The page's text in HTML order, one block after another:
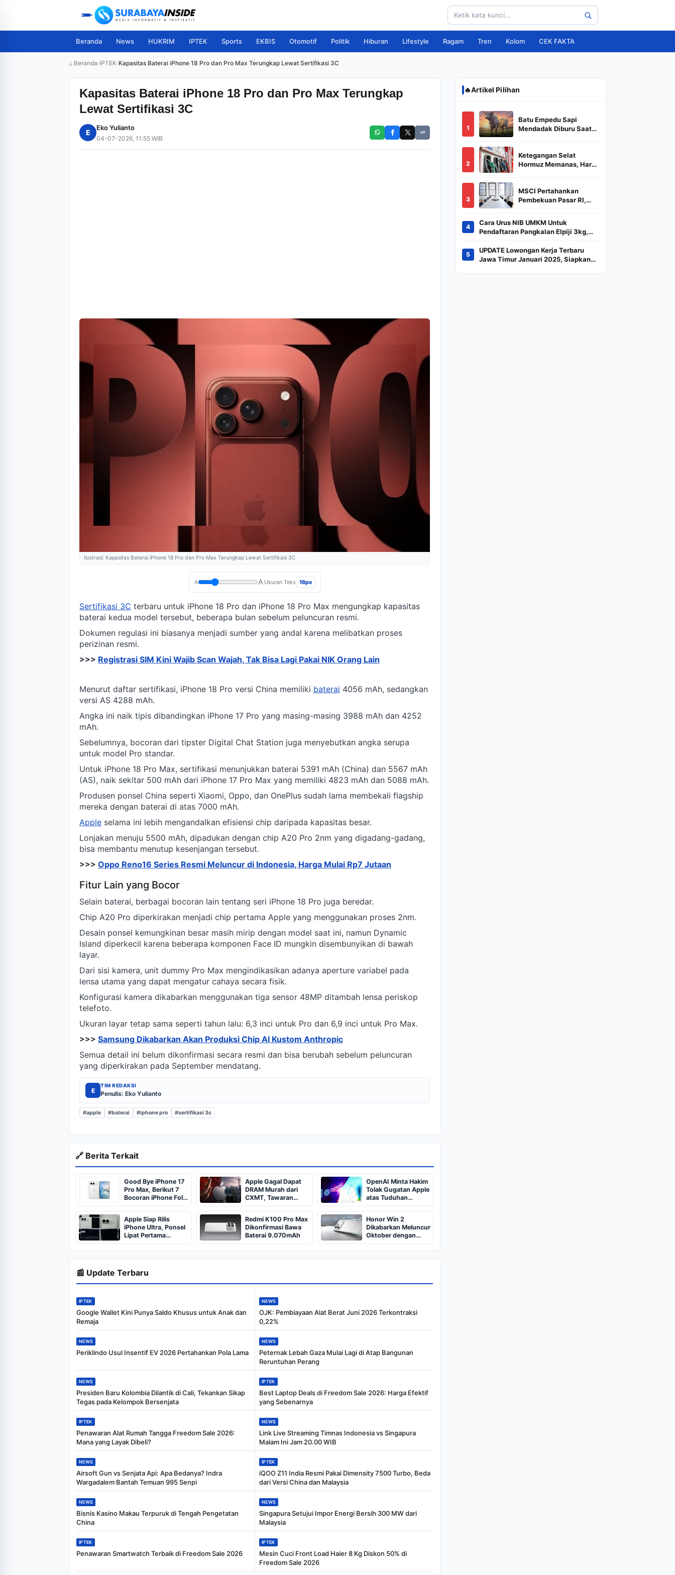
Beranda News HUKRIM IPTEK Sports EKBIS Otomotif Politik Hiburan Lifestyle Ragam Tren Kolom CEK FAKTA
⌂ Beranda›IPTEK›Kapasitas Baterai iPhone 18 Pro dan Pro Max Terungkap Lewat Sertifikasi 3C
Kapasitas Baterai iPhone 18 Pro dan Pro Max Terungkap
Lewat Sertifikasi 3C
E
Eko Yulianto
04-07-2026, 11:55 WIB
Ilustrasi: Kapasitas Baterai iPhone 18 Pro dan Pro Max Terungkap Lewat Sertifikasi 3C
A A Ukuran Teks 16px
Sertifikasi 3C terbaru untuk iPhone 18 Pro dan iPhone 18 Pro Max mengungkap kapasitas
baterai kedua model tersebut, beberapa bulan sebelum peluncuran resmi.
Dokumen regulasi ini biasanya menjadi sumber yang andal karena melibatkan proses
perizinan resmi.
>>> Registrasi SIM Kini Wajib Scan Wajah, Tak Bisa Lagi Pakai NIK Orang Lain
Menurut daftar sertifikasi, iPhone 18 Pro versi China memiliki baterai 4056 mAh, sedangkan
versi AS 4288 mAh.
Angka ini naik tipis dibandingkan iPhone 17 Pro yang masing-masing 3988 mAh dan 4252
mAh.
Sebelumnya, bocoran dari tipster Digital Chat Station juga menyebutkan angka serupa
untuk model Pro standar.
Untuk iPhone 18 Pro Max, sertifikasi menunjukkan baterai 5391 mAh (China) dan 5567 mAh
(AS), naik sekitar 500 mAh dari iPhone 17 Pro Max yang memiliki 4823 mAh dan 5088 mAh.
Produsen ponsel China seperti Xiaomi, Oppo, dan OnePlus sudah lama membekali flagship
mereka dengan baterai di atas 7000 mAh.
Apple selama ini lebih mengandalkan efisiensi chip daripada kapasitas besar.
Lonjakan menuju 5500 mAh, dipadukan dengan chip A20 Pro 2nm yang digadang-gadang,
bisa membantu menutup kesenjangan tersebut.
>>> Oppo Reno16 Series Resmi Meluncur di Indonesia, Harga Mulai Rp7 Jutaan
Fitur Lain yang Bocor
Selain baterai, berbagai bocoran lain tentang seri iPhone 18 Pro juga beredar.
Chip A20 Pro diperkirakan menjadi chip pertama Apple yang menggunakan proses 2nm.
Desain ponsel kemungkinan besar masih mirip dengan model saat ini, namun Dynamic
Island diperkecil karena beberapa komponen Face ID mungkin disembunyikan di bawah
layar.
Dari sisi kamera, unit dummy Pro Max mengindikasikan adanya aperture variabel pada
lensa utama yang dapat mengatur cahaya secara fisik.
Konfigurasi kamera dikabarkan menggunakan tiga sensor 48MP ditambah lensa periskop
telefoto.
Ukuran layar tetap sama seperti tahun lalu: 6,3 inci untuk Pro dan 6,9 inci untuk Pro Max.
>>> Samsung Dikabarkan Akan Produksi Chip AI Kustom Anthropic
Semua detail ini belum dikonfirmasi secara resmi dan bisa berubah sebelum peluncuran
yang diperkirakan pada September mendatang.
E
TIM REDAKSI
Penulis: Eko Yulianto
#apple #baterai #iphone pro #sertifikasi 3c
🔗 Berita Terkait
Good Bye iPhone 17
Pro Max, Berikut 7
Bocoran iPhone Fold
Ini Siap Mencuri
Perhatian
Apple Gagal Dapat
DRAM Murah dari
CXMT, Tawaran
Ditolak
OpenAI Minta Hakim
Tolak Gugatan Apple
atas Tuduhan
Pencurian Rahasia
Dagang
Apple Siap Rilis
iPhone Ultra, Ponsel
Lipat Pertama
September 2026
Redmi K100 Pro Max
Dikonfirmasi Bawa
Baterai 9.070mAh
Honor Win 2
Dikabarkan Meluncur
Oktober dengan
Snapdragon 8 Elite
Gen 6 dan Baterai
10.000mAh
📰 Update Terbaru
IPTEK
Google Wallet Kini Punya Saldo Khusus untuk Anak dan
Remaja
NEWS
OJK: Pembiayaan Alat Berat Juni 2026 Terkontraksi
0,22%
NEWS
Periklindo Usul Insentif EV 2026 Pertahankan Pola Lama
NEWS
Peternak Lebah Gaza Mulai Lagi di Atap Bangunan
Reruntuhan Perang
NEWS
Presiden Baru Kolombia Dilantik di Cali, Tekankan Sikap
Tegas pada Kelompok Bersenjata
IPTEK
Best Laptop Deals di Freedom Sale 2026: Harga Efektif
yang Sebenarnya
IPTEK
Penawaran Alat Rumah Tangga Freedom Sale 2026:
Mana yang Layak Dibeli?
NEWS
Link Live Streaming Timnas Indonesia vs Singapura
Malam Ini Jam 20.00 WIB
NEWS
Airsoft Gun vs Senjata Api: Apa Bedanya? Indra
Wargadalem Bantah Temuan 995 Senpi
IPTEK
iQOO Z11 India Resmi Pakai Dimensity 7500 Turbo, Beda
dari Versi China dan Malaysia
NEWS
Bisnis Kasino Makau Terpuruk di Tengah Pengetatan
China
NEWS
Singapura Setujui Impor Energi Bersih 300 MW dari
Malaysia
IPTEK
Penawaran Smartwatch Terbaik di Freedom Sale 2026
IPTEK
Mesin Cuci Front Load Haier 8 Kg Diskon 50% di
Freedom Sale 2026
🔥Artikel Pilihan
1
Batu Empedu Sapi
Mendadak Diburu Saat
Puluhan Juta
2
Ketegangan Selat
Hormuz Memanas, Harga
3
MSCI Pertahankan
Pembekuan Pasar RI,
Indeks
4
Cara Urus NIB UMKM Untuk
Pendaftaran Pangkalan Elpiji 3kg,
Kilogram
5
UPDATE Lowongan Kerja Terbaru
Jawa Timur Januari 2025, Siapkan